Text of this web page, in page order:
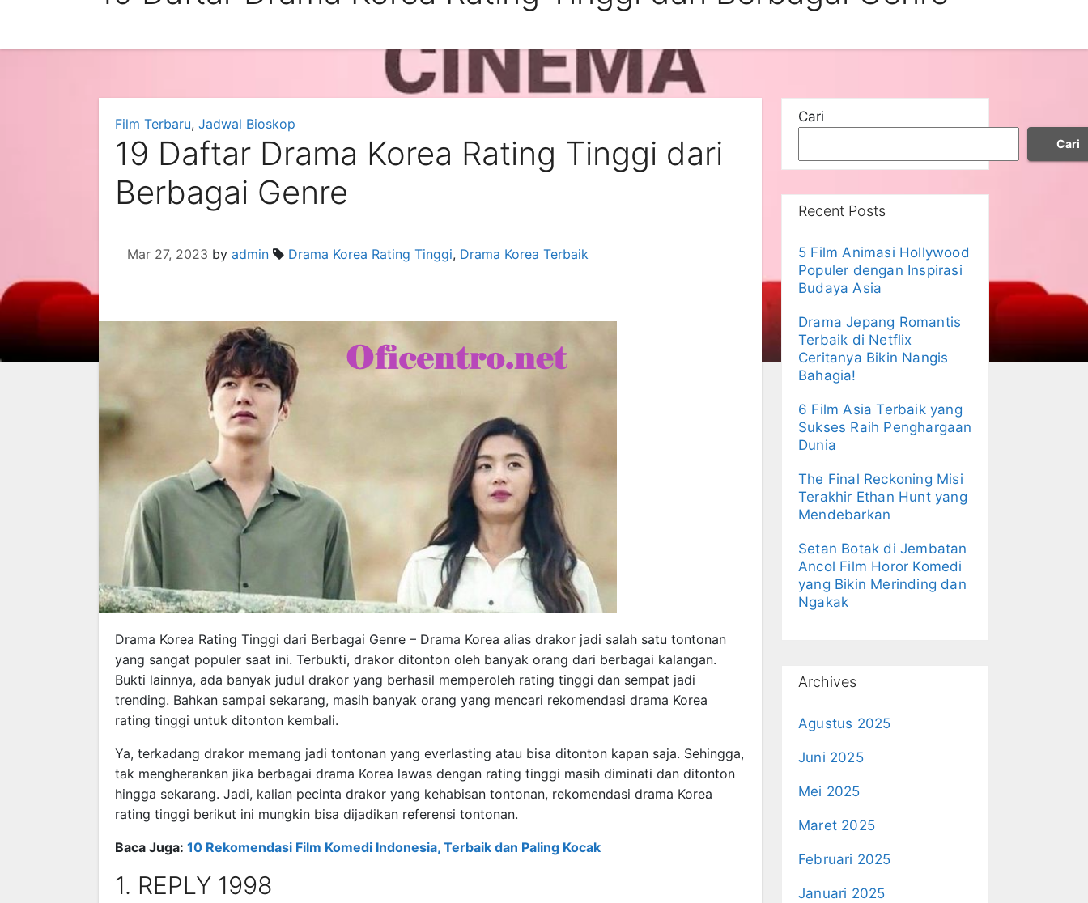
Film Terbaru, Jadwal Bioskop
19 Daftar Drama Korea Rating Tinggi dari
Berbagai Genre
Mar 27, 2023 by admin Drama Korea Rating Tinggi, Drama Korea Terbaik
Drama Korea Rating Tinggi dari Berbagai Genre – Drama Korea alias drakor jadi salah satu tontonan
yang sangat populer saat ini. Terbukti, drakor ditonton oleh banyak orang dari berbagai kalangan.
Bukti lainnya, ada banyak judul drakor yang berhasil memperoleh rating tinggi dan sempat jadi
trending. Bahkan sampai sekarang, masih banyak orang yang mencari rekomendasi drama Korea
rating tinggi untuk ditonton kembali.
Ya, terkadang drakor memang jadi tontonan yang everlasting atau bisa ditonton kapan saja. Sehingga,
tak mengherankan jika berbagai drama Korea lawas dengan rating tinggi masih diminati dan ditonton
hingga sekarang. Jadi, kalian pecinta drakor yang kehabisan tontonan, rekomendasi drama Korea
rating tinggi berikut ini mungkin bisa dijadikan referensi tontonan.
Baca Juga: 10 Rekomendasi Film Komedi Indonesia, Terbaik dan Paling Kocak
1. REPLY 1998
Cari
Cari
Recent Posts
5 Film Animasi Hollywood
Populer dengan Inspirasi
Budaya Asia
Drama Jepang Romantis
Terbaik di Netflix
Ceritanya Bikin Nangis
Bahagia!
6 Film Asia Terbaik yang
Sukses Raih Penghargaan
Dunia
The Final Reckoning Misi
Terakhir Ethan Hunt yang
Mendebarkan
Setan Botak di Jembatan
Ancol Film Horor Komedi
yang Bikin Merinding dan
Ngakak
Archives
Agustus 2025
Juni 2025
Mei 2025
Maret 2025
Februari 2025
Januari 2025